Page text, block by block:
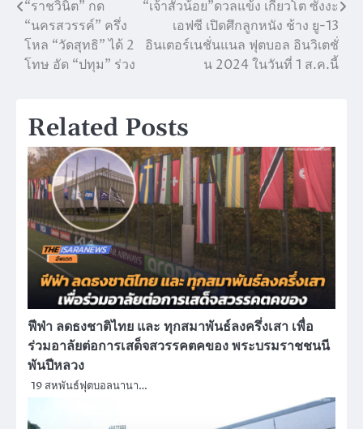
แนะแนว
เรื่อง
“ราชวินิต” กด
“นครสวรรค์” ครึ่ง
โหล “วัดสุทธิ” ได้ 2
โทษ อัด “ปทุม” ร่วง
“เจ้าสัวน้อย”ดวลแข้ง เกียวโต ซังงะ
เอฟซี เปิดศึกลูกหนัง ช้าง ยู-13
อินเตอร์เนชั่นแนล ฟุตบอล อินวิเตชั่
น 2024 ในวันที่ 1 ส.ค.นี้
Related Posts
ฟีฟ่า ลดธงชาติไทย และ ทุกสมาพันธ์ลงครึ่งเสา เพื่อ
ร่วมอาลัยต่อการเสด็จสวรรคตคของ พระบรมราชชนนี
พันปีหลวง
19 สหพันธ์ฟุตบอลนานา…